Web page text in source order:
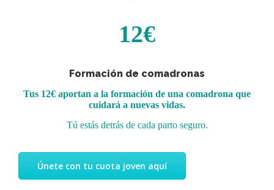
12€
Formación de comadronas
Tus 12€ aportan a la formación de una comadrona que
cuidará a nuevas vidas.
Tú estás detrás de cada parto seguro.
Únete con tu cuota joven aquí